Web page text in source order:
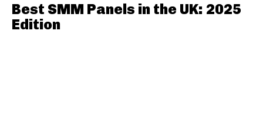
Best SMM Panels in the UK: 2025
Edition